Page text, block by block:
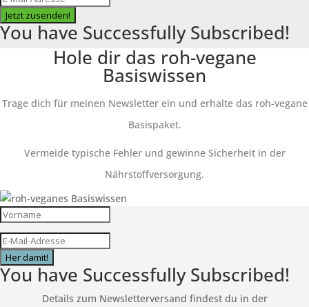
Jetzt zusenden!
You have Successfully Subscribed!
Hole dir das roh-vegane
Basiswissen
Trage dich für meinen Newsletter ein und erhalte das roh-vegane
Basispaket.
Vermeide typische Fehler und gewinne Sicherheit in der
Nährstoffversorgung.
Her damit!
You have Successfully Subscribed!
Details zum Newsletterversand findest du in der